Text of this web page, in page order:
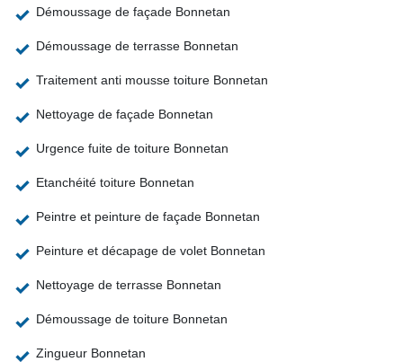
Démoussage de façade Bonnetan
Démoussage de terrasse Bonnetan
Traitement anti mousse toiture Bonnetan
Nettoyage de façade Bonnetan
Urgence fuite de toiture Bonnetan
Etanchéité toiture Bonnetan
Peintre et peinture de façade Bonnetan
Peinture et décapage de volet Bonnetan
Nettoyage de terrasse Bonnetan
Démoussage de toiture Bonnetan
Zingueur Bonnetan